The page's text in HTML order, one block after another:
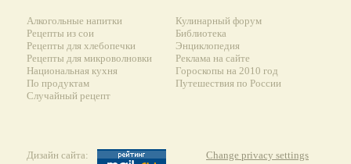
Алкогольные напитки
Рецепты из сои
Рецепты для хлебопечки
Рецепты для микроволновки
Национальная кухня
По продуктам
Случайный рецепт
Кулинарный форум
Библиотека
Энциклопедия
Реклама на сайте
Гороскопы на 2010 год
Путешествия по России
Дизайн сайта:
Change privacy settings